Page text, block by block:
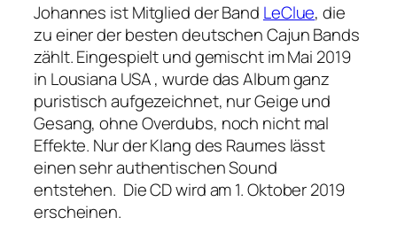
Johannes ist Mitglied der Band LeClue, die
zu einer der besten deutschen Cajun Bands
zählt. Eingespielt und gemischt im Mai 2019
in Lousiana USA , wurde das Album ganz
puristisch aufgezeichnet, nur Geige und
Gesang, ohne Overdubs, noch nicht mal
Effekte. Nur der Klang des Raumes lässt
einen sehr authentischen Sound
entstehen. Die CD wird am 1. Oktober 2019
erscheinen.